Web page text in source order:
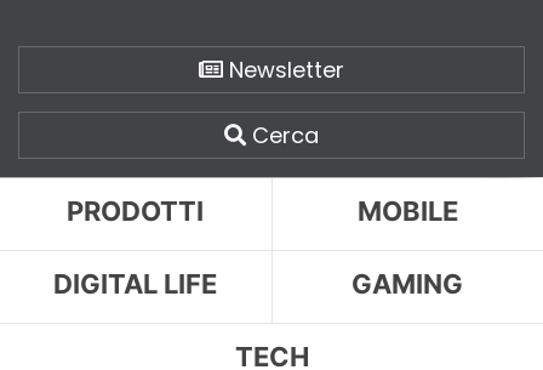
Newsletter
Cerca
PRODOTTI MOBILE
DIGITAL LIFE GAMING
TECH